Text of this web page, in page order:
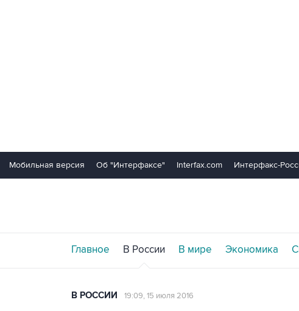
Мобильная версия Об "Интерфаксе" Interfax.com Интерфакс-
Главное В России В мире Экономика
В РОССИИ 19:09, 15 июля 2016